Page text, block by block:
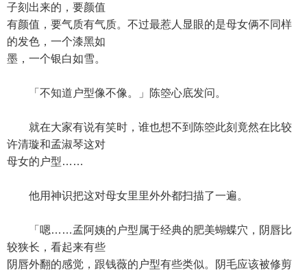
子刻出来的，要颜值
有颜值，要气质有气质。不过最惹人显眼的是母女俩不同样
的发色，一个漆黑如
墨，一个银白如雪。
「不知道户型像不像。」陈箜心底发问。
就在大家有说有笑时，谁也想不到陈箜此刻竟然在比较
许清璇和孟淑琴这对
母女的户型……
他用神识把这对母女里里外外都扫描了一遍。
「嗯……孟阿姨的户型属于经典的肥美蝴蝶穴，阴唇比
较狭长，看起来有些
阴唇外翻的感觉，跟钱薇的户型有些类似。阴毛应该被修剪